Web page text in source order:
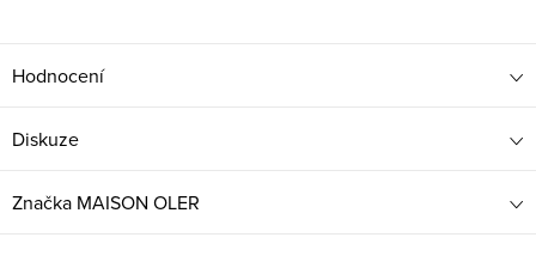
Hodnocení
Diskuze
Značka MAISON OLER